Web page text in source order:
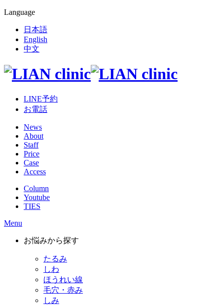
Language
日本語
English
中文
LINE予約
お電話
News
About
Staff
Price
Case
Access
Column
Youtube
TIES
Menu
お悩みから探す
たるみ
しわ
ほうれい線
毛穴・赤み
しみ